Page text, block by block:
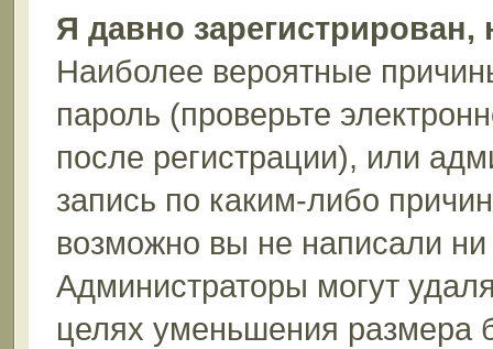
Я давно
Наиболее вероятные
пароль (проверьте
после регистрации), или
запись по каким-либо
возможно вы не написали
Администраторы могут
целях уменьшения размера